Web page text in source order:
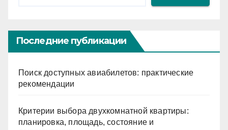
Последние публикации
Поиск доступных авиабилетов: практические
рекомендации
Критерии выбора двухкомнатной квартиры:
планировка, площадь, состояние и